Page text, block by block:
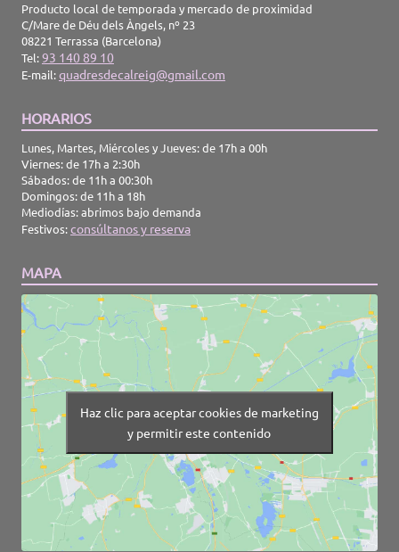
Producto local de temporada y mercado de proximidad
C/Mare de Déu dels Àngels, nº 23
08221 Terrassa (Barcelona)
Tel:93 140 89 10
E-mail:quadresdecalreig@gmail.com
HORARIOS
Lunes, Martes, Miércoles y Jueves: de 17h a 00h
Viernes: de 17h a 2:30h
Sábados: de 11h a 00:30h
Domingos: de 11h a 18h
Mediodías: abrimos bajo demanda
Festivos:consúltanos y reserva
MAPA
Haz clic para aceptar cookies de marketing
y permitir este contenido